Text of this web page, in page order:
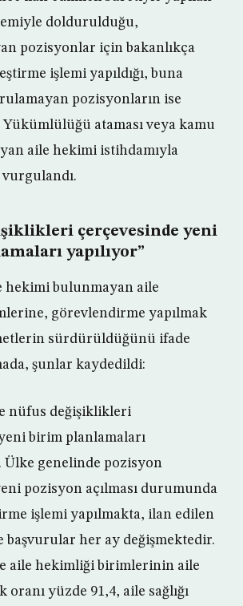
doldurulduğu,
pozisyonlar için bakanlıkça
işlemi yapıldığı, buna
pozisyonların ise
ataması veya kamu
aile hekimi istihdamıyla
çerçevesinde yeni
yapılıyor”
hekimi bulunmayan aile
görevlendirme yapılmak
sürdürüldüğünü ifade
şunlar kaydedildi:
nüfus değişiklikleri
birim planlamaları
Ülke genelinde pozisyon
pozisyon açılması durumunda
işlemi yapılmakta, ilan edilen
başvurular her ay değişmektedir.
aile hekimliği birimlerinin aile
yüzde 91,4, aile sağlığı